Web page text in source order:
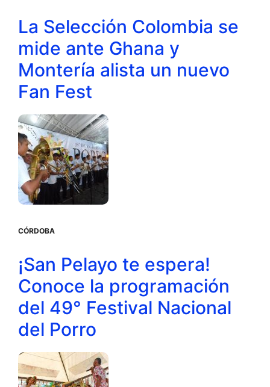
La Selección Colombia se
mide ante Ghana y
Montería alista un nuevo
Fan Fest
CÓRDOBA
¡San Pelayo te espera!
Conoce la programación
del 49° Festival Nacional
del Porro